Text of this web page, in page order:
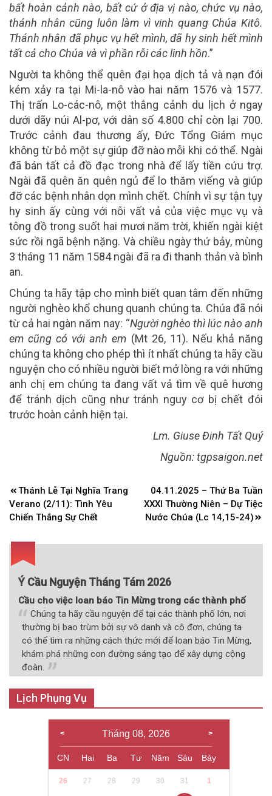
bất hoàn cảnh nào, bất cứ ở địa vị nào, chức vụ nào,
thánh nhân cũng luôn làm vì vinh quang Chúa Kitô.
Thánh nhân đã phục vụ hết mình, đã hy sinh hết mình
tất cả cho Chúa và vì phần rỗi các linh hồn.”
Người ta không thể quên đại họa dịch tả và nạn đói
kém xảy ra tại Mi-la-nô vào hai năm 1576 và 1577.
Thị trấn Lo-các-nô, một thắng cảnh du lịch ở ngay
dưới dãy núi Al-pơ, với dân số 4.800 chỉ còn lại 700.
Trước cảnh đau thương ấy, Đức Tổng Giám mục
không từ bỏ một sự giúp đỡ nào mỗi khi có thể. Ngài
đã bán tất cả đồ đạc trong nhà để lấy tiền cứu trợ.
Ngài đã quên ăn quên ngủ để lo thăm viếng và giúp
đỡ các bệnh nhân dọn mình chết. Chính vì sự tận tụy
hy sinh ấy cùng với nỗi vất vả của việc mục vụ và
tông đồ trong suốt hai mươi năm trời, khiến ngài kiệt
sức rồi ngã bệnh nặng. Và chiều ngày thứ bảy, mùng
3 tháng 11 năm 1584 ngài đã ra đi thanh thản và bình
an.
Chúng ta hãy tập cho mình biết quan tâm đến những
người nghèo khổ chung quanh chúng ta. Chúa đã nói
từ cả hai ngàn năm nay: “Người nghèo thì lúc nào anh
em cũng có với anh em (Mt 26, 11). Nếu khả năng
chúng ta không cho phép thì ít nhất chúng ta hãy cầu
nguyện cho có nhiều người biết mở lòng ra với những
anh chị em chúng ta đang vất vả tìm về quê hương
để tránh dịch cũng như tránh nguy cơ bị chết đói
trước hoàn cảnh hiện tại.
Lm. Giuse Đinh Tất Quý
Nguồn: tgpsaigon.net
Điều
hướng
bài
Thánh Lễ Tại Nghĩa Trang
Verano (2/11): Tình Yêu
Chiến Thắng Sự Chết
04.11.2025 – Thứ Ba Tuần
XXXI Thường Niên – Dự Tiệc
Nước Chúa (Lc 14,15-24)
Ý Cầu Nguyện Tháng Tám 2026
Cầu cho việc loan báo Tin Mừng trong các thành phố
Chúng ta hãy cầu nguyện để tại các thành phố lớn, nơi
thường bị bao trùm bởi sự vô danh và cô đơn, chúng ta
có thể tìm ra những cách thức mới để loan báo Tin Mừng,
khám phá những con đường sáng tạo để xây dựng cộng
đoàn.
Lịch Phụng Vụ
Tháng 08, 2026
CN Hai Ba Tư Năm Sáu Bảy
26 27 28 29 30 31 1